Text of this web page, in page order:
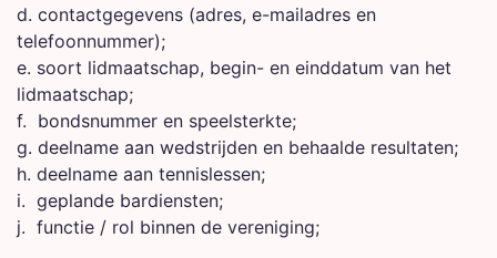
d. contactgegevens (adres, e-mailadres en
telefoonnummer);
e. soort lidmaatschap, begin- en einddatum van het
lidmaatschap;
f. bondsnummer en speelsterkte;
g. deelname aan wedstrijden en behaalde resultaten;
h. deelname aan tennislessen;
i. geplande bardiensten;
j. functie / rol binnen de vereniging;